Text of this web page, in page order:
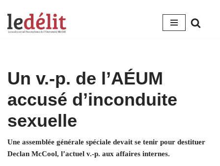
Aller
Un v.-p. de l’AÉUM
accusé d’inconduite
sexuelle
Une assemblée générale spéciale devait se tenir pour destituer
Declan McCool, l’actuel v.-p. aux affaires internes.